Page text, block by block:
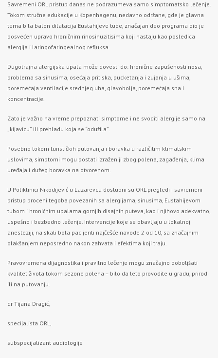
Savremeni ORL pristup danas ne podrazumeva samo simptomatsko lečenje.
Tokom stručne edukacije u Kopenhagenu, nedavno održane, gde je glavna
tema bila balon dilatacija Eustahijeve tube, značajan deo programa bio je
posvećen upravo hroničnim rinosinuzitisima koji nastaju kao posledica
alergija i laringofaringealnog refluksa.
Dugotrajna alergijska upala može dovesti do: hronične zapušenosti nosa,
problema sa sinusima, osećaja pritiska, pucketanja i zujanja u ušima,
poremećaja ventilacije srednjeg uha, glavobolja, poremećaja sna i
koncentracije.
Zato je važno na vreme prepoznati simptome i ne svoditi alergije samo na
„kijavicu” ili prehladu koja se “odužila”.
Posebno tokom turističkih putovanja i boravka u različitim klimatskim
uslovima, simptomi mogu postati izraženiji zbog polena, zagađenja, klima
uređaja i dužeg boravka na otvorenom.
U Poliklinici Nikodijević u Lazarevcu dostupni su ORL pregledi i savremeni
pristup proceni tegoba povezanih sa alergijama, sinusima, Eustahijevom
tubom i hroničnim upalama gornjih disajnih puteva, kao i njihovo adekvatno,
uspešno i bezbedno lečenje. Intervencije koje se obavljaju u lokalnoj
anesteziji, na skali bola pacijenti najčešće navode 2 od 10, sa značajnim
olakšanjem neposredno nakon zahvata i efektima koji traju.
Pravovremena dijagnostika i pravilno lečenje mogu značajno poboljšati
kvalitet života tokom sezone polena – bilo da leto provodite u gradu, prirodi
ili na putovanju.
dr Tijana Dragić,
specijalista ORL,
subspecijalizant audiologije